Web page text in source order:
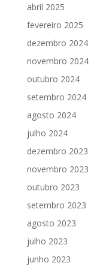
abril 2025
fevereiro 2025
dezembro 2024
novembro 2024
outubro 2024
setembro 2024
agosto 2024
julho 2024
dezembro 2023
novembro 2023
outubro 2023
setembro 2023
agosto 2023
julho 2023
junho 2023